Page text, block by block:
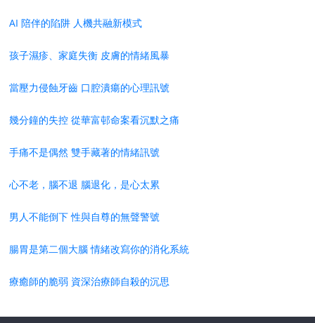
AI 陪伴的陷阱 人機共融新模式
孩子濕疹、家庭失衡 皮膚的情緒風暴
當壓力侵蝕牙齒 口腔潰瘍的心理訊號
幾分鐘的失控 從華富邨命案看沉默之痛
手痛不是偶然 雙手藏著的情緒訊號
心不老，腦不退 腦退化，是心太累
男人不能倒下 性與自尊的無聲警號
腸胃是第二個大腦 情緒改寫你的消化系統
療癒師的脆弱 資深治療師自殺的沉思